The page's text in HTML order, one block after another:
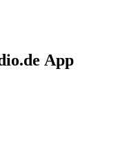
App